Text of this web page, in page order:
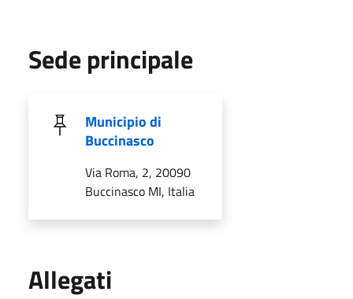
Sede principale
Municipio di
Buccinasco
Via Roma, 2, 20090
Buccinasco MI, Italia
Allegati